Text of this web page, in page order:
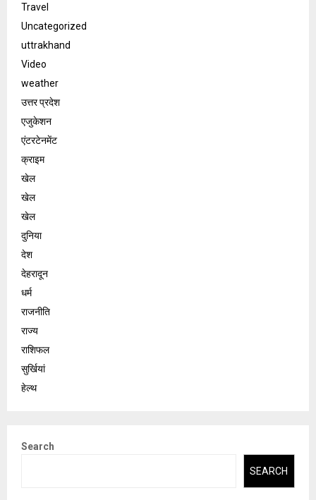
Travel
Uncategorized
uttrakhand
Video
weather
उत्तर प्रदेश
एजुकेशन
एंटरटेनमेंट
क्राइम
खेल
खेल
खेल
दुनिया
देश
देहरादून
धर्म
राजनीति
राज्य
राशिफल
सुर्खियां
हेल्थ
Search
SEARCH